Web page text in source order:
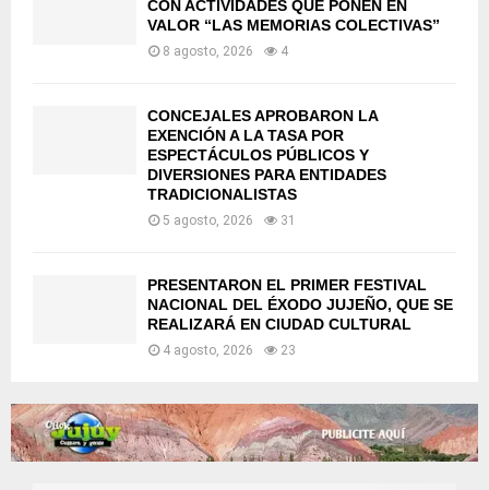
CON ACTIVIDADES QUE PONEN EN
VALOR “LAS MEMORIAS COLECTIVAS”
8 agosto, 2026 4
CONCEJALES APROBARON LA
EXENCIÓN A LA TASA POR
ESPECTÁCULOS PÚBLICOS Y
DIVERSIONES PARA ENTIDADES
TRADICIONALISTAS
5 agosto, 2026 31
PRESENTARON EL PRIMER FESTIVAL
NACIONAL DEL ÉXODO JUJEÑO, QUE SE
REALIZARÁ EN CIUDAD CULTURAL
4 agosto, 2026 23